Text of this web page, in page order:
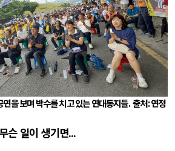
을 보며 박수를 치고 있는 연대동지들.출처:연정
슨 일이 생기면...